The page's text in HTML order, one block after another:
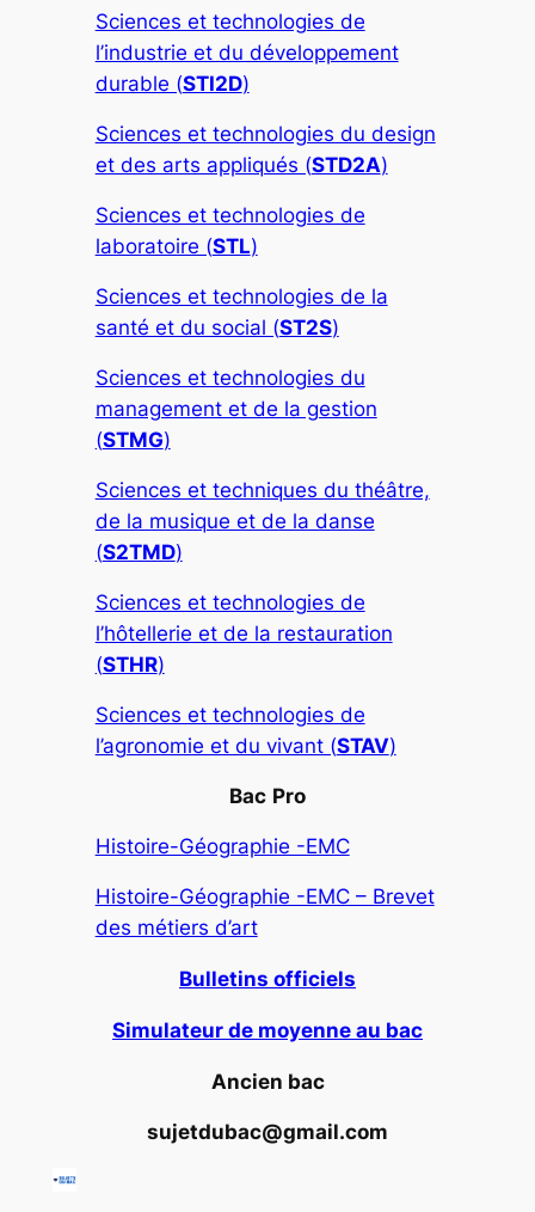
Sciences et technologies de
l’industrie et du développement
durable (STI2D)
Sciences et technologies du design
et des arts appliqués (STD2A)
Sciences et technologies de
laboratoire (STL)
Sciences et technologies de la
santé et du social (ST2S)
Sciences et technologies du
management et de la gestion
(STMG)
Sciences et techniques du théâtre,
de la musique et de la danse
(S2TMD)
Sciences et technologies de
l’hôtellerie et de la restauration
(STHR)
Sciences et technologies de
l’agronomie et du vivant (STAV)
Bac Pro
Histoire-Géographie -EMC
Histoire-Géographie -EMC – Brevet
des métiers d’art
Bulletins officiels
Simulateur de moyenne au bac
Ancien bac
sujetdubac@gmail.com